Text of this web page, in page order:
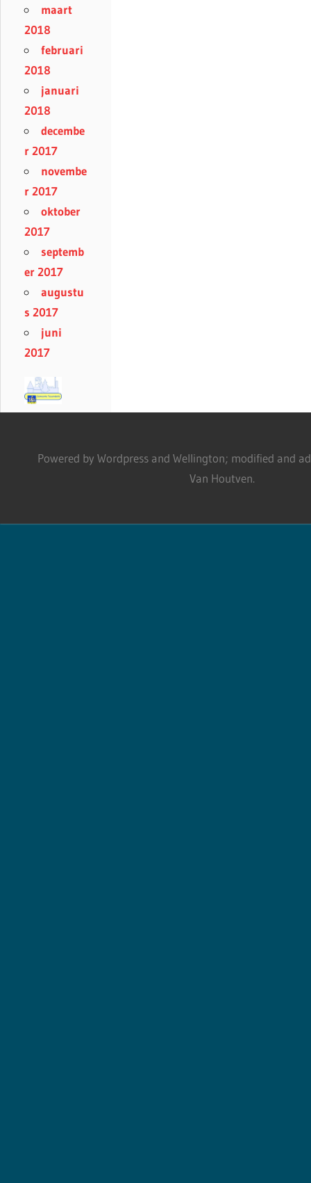
maart
2018
februari
2018
januari
2018
decembe
r 2017
novembe
r 2017
oktober
2017
septemb
er 2017
augustu
s 2017
juni
2017
Powered by Wordpress and Wellington; modified and
Van Houtven.